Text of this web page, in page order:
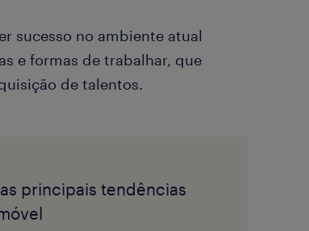
sucesso no ambiente atual
e formas de trabalhar, que
de talentos.
principais tendências